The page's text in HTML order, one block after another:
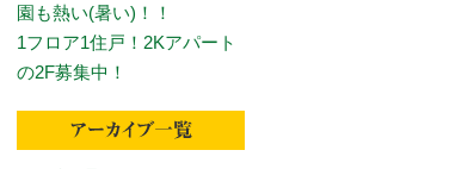
園も熱い(暑い)！！
1フロア1住戸！2Kアパート
の2F募集中！